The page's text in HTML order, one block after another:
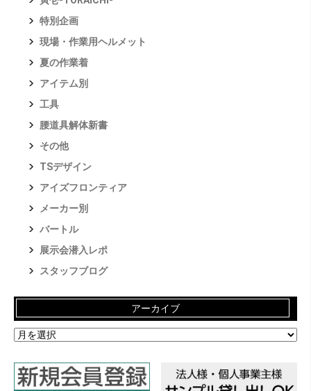
特別企画
現場・作業用ヘルメット
夏の作業着
アイテム別
工具
腰道具解体新書
その他
TSデザイン
アイズフロンティア
メーカー別
バートル
展示会潜入レポ
スタッフブログ
アーカイブ
ア
ー
イ
ブ